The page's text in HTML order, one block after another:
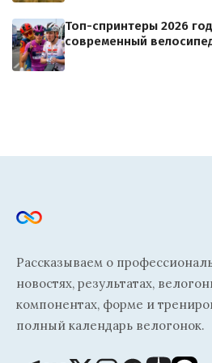
Топ-спринтеры 2026
современный
Рассказываем о
новостях, результатах,
компонентах, форме и
полный календарь велогонок.